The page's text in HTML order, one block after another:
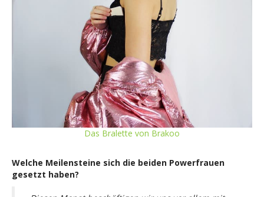
Das Bralette von Brakoo
Welche Meilensteine sich die beiden Powerfrauen
gesetzt haben?